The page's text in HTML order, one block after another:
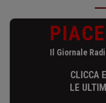
Il Giornale
CLICCA
LE